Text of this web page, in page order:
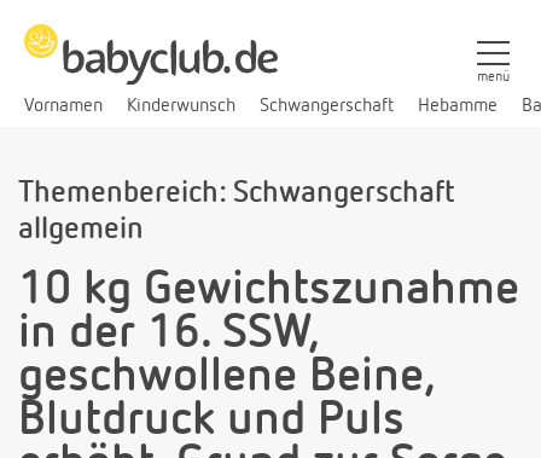
Vornamen Kinderwunsch Schwangerschaft Hebamme
menü
Themenbereich: Schwangerschaft
allgemein
10 kg Gewichtszunahme
in der 16. SSW,
geschwollene Beine,
Blutdruck und Puls